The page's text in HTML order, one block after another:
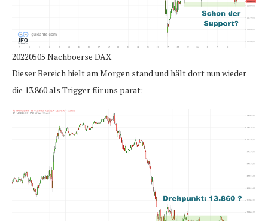
20220505 Nachboerse DAX
Dieser Bereich hielt am Morgen stand und hält dort nun wieder
die 13.860 als Trigger für uns parat: